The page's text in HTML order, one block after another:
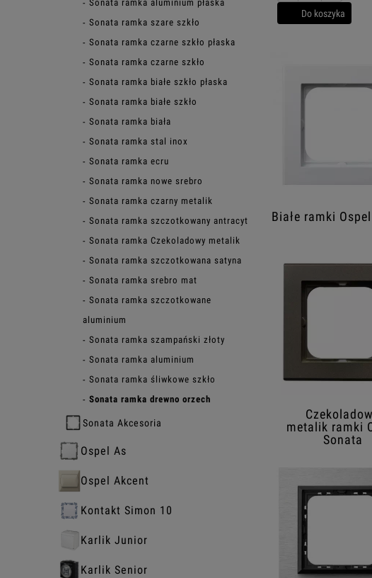
Sonata ramka aluminium płaska
Sonata ramka szare szkło
Sonata ramka czarne szkło płaska
Sonata ramka czarne szkło
Sonata ramka białe szkło płaska
Sonata ramka białe szkło
Sonata ramka biała
Sonata ramka stal inox
Sonata ramka ecru
Sonata ramka nowe srebro
Sonata ramka czarny metalik
Sonata ramka szczotkowany antracyt
Sonata ramka Czekoladowy metalik
Sonata ramka szczotkowana satyna
Sonata ramka srebro mat
Sonata ramka szczotkowane
aluminium
Sonata ramka szampański złoty
Sonata ramka aluminium
Sonata ramka śliwkowe szkło
Sonata ramka drewno orzech
Sonata Akcesoria
Ospel As
Ospel Akcent
Kontakt Simon 10
Karlik Junior
Karlik Senior
Do koszyka
Białe ramki
metalik ramki
Sonata